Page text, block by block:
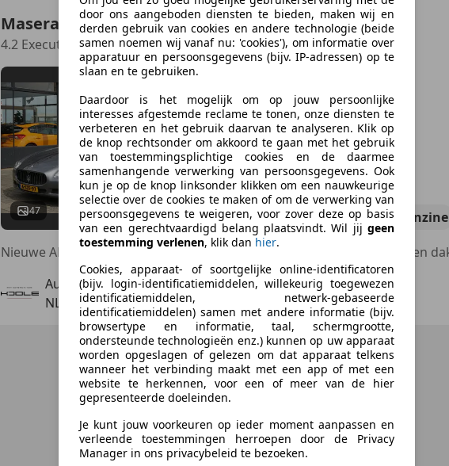
Maserati Quattroporte
4.2 Executive GT
47 01/2010 141.158 km Benzine
Autohuis Koole
NL-4793 AS FIJNAART
door ons aangeboden diensten te bieden, maken wij en
derden gebruik van cookies en andere technologie (beide
samen noemen wij vanaf nu: 'cookies'), om informatie over
apparatuur en persoonsgegevens (bijv. IP-adressen) op te
slaan en te gebruiken.
Daardoor is het mogelijk om op jouw persoonlijke
interesses afgestemde reclame te tonen, onze diensten te
verbeteren en het gebruik daarvan te analyseren. Klik op
de knop rechtsonder om akkoord te gaan met het gebruik
van toestemmingsplichtige cookies en de daarmee
samenhangende verwerking van persoonsgegevens. Ook
kun je op de knop linksonder klikken om een nauwkeurige
selectie over de cookies te maken of om de verwerking van
persoonsgegevens te weigeren, voor zover deze op basis
van een gerechtvaardigd belang plaatsvindt. Wil jij geen
toestemming verlenen, klik dan hier.
Cookies, apparaat- of soortgelijke online-identificatoren
(bijv. login-identificatiemiddelen, willekeurig toegewezen
identificatiemiddelen, netwerk-gebaseerde
identificatiemiddelen) samen met andere informatie (bijv.
browsertype en informatie, taal, schermgrootte,
ondersteunde technologieën enz.) kunnen op uw apparaat
worden opgeslagen of gelezen om dat apparaat telkens
wanneer het verbinding maakt met een app of met een
website te herkennen, voor een of meer van de hier
gepresenteerde doeleinden.
Je kunt jouw voorkeuren op ieder moment aanpassen en
verleende toestemmingen herroepen door de Privacy
Manager in ons privacybeleid te bezoeken.